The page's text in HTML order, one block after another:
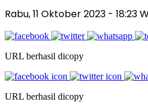
Rabu, 11 Oktober 2023 - 18:23
URL berhasil dicopy
URL berhasil dicopy